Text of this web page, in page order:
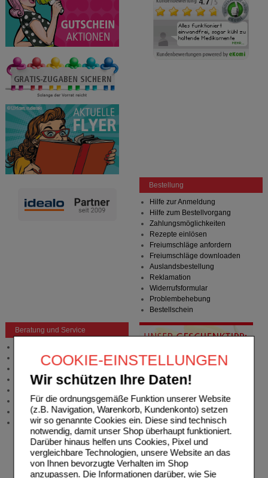
COOKIE-EINSTELLUNGEN
Wir schützen Ihre Daten!
Für die ordnungsgemäße Funktion unserer Website
(z.B. Navigation, Warenkorb, Kundenkonto) setzen
wir so genannte Cookies ein. Diese sind technisch
notwendig, damit unser Shop überhaupt funktioniert.
Darüber hinaus helfen uns Cookies, Pixel und
vergleichbare Technologien, unsere Website an das
von Ihnen bevorzugte Verhalten im Shop
anzupassen. Die Informationen darüber, wie Sie
Bestellung
Hilfe zur Anmeldung
Hilfe zum Bestellvorgang
Zahlungsmöglichkeiten
Rezepte einlösen
Freiumschläge anfordern
Freiumschläge downloaden
Auslandsbestellung
Reklamation
Widerrufsformular
Problembehebung
Bestellschein
Beratung und Service
Produktberatung
Meldung Arzneimittelrisiken
Zuzahlungsfreie Arzneien
Newsletter
Neukundenprämie
Stellenangebote